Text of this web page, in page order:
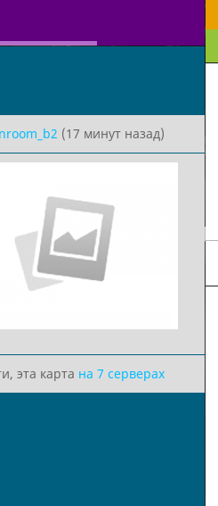
(17 минут назад)
эта карта на 7 серверах